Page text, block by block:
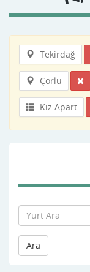
Tekirdağ
Çorlu
Kız Apart
Ara